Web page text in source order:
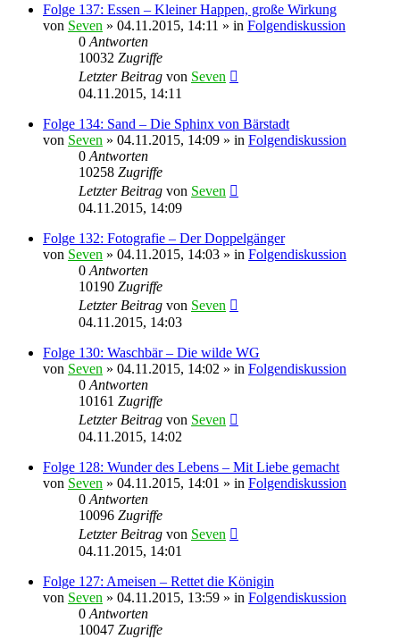
Folge 137: Essen – Kleiner Happen, große Wirkung
von Seven » 04.11.2015, 14:11 » in Folgendiskussion
0 Antworten
10032 Zugriffe
Letzter Beitrag von Seven
04.11.2015, 14:11
Folge 134: Sand – Die Sphinx von Bärstadt
von Seven » 04.11.2015, 14:09 » in Folgendiskussion
0 Antworten
10258 Zugriffe
Letzter Beitrag von Seven
04.11.2015, 14:09
Folge 132: Fotografie – Der Doppelgänger
von Seven » 04.11.2015, 14:03 » in Folgendiskussion
0 Antworten
10190 Zugriffe
Letzter Beitrag von Seven
04.11.2015, 14:03
Folge 130: Waschbär – Die wilde WG
von Seven » 04.11.2015, 14:02 » in Folgendiskussion
0 Antworten
10161 Zugriffe
Letzter Beitrag von Seven
04.11.2015, 14:02
Folge 128: Wunder des Lebens – Mit Liebe gemacht
von Seven » 04.11.2015, 14:01 » in Folgendiskussion
0 Antworten
10096 Zugriffe
Letzter Beitrag von Seven
04.11.2015, 14:01
Folge 127: Ameisen – Rettet die Königin
von Seven » 04.11.2015, 13:59 » in Folgendiskussion
0 Antworten
10047 Zugriffe